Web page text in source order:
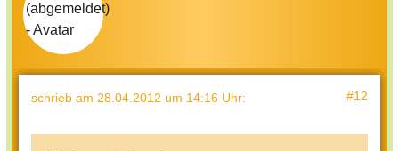
schrieb am 28.04.2012 um 14:16 Uhr: #12